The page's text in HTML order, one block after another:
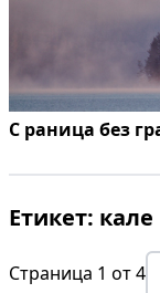
С раница без
Етикет: кале
Страница 1 от4